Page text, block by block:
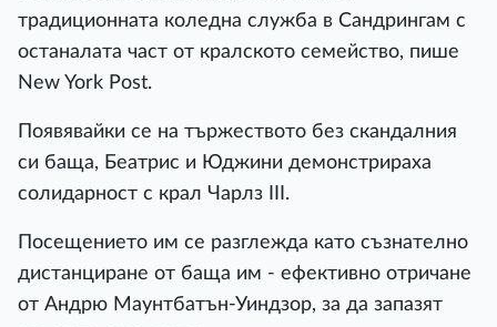
традиционната коледна служба в Сандрингам с
останалата част от кралското семейство, пише
New York Post.
Появявайки се на тържеството без скандалния
си баща, Беатрис и Юджини демонстрираха
солидарност с крал Чарлз III.
Посещението им се разглежда като съзнателно
дистанциране от баща им - ефективно отричане
от Андрю Маунтбатън-Уиндзор, за да запазят